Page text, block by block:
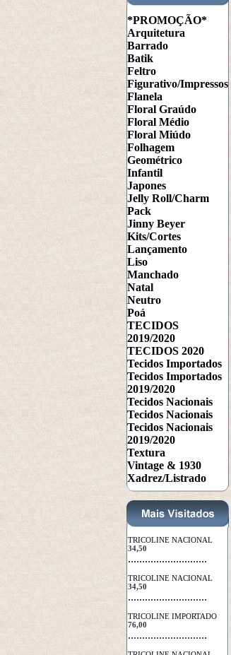
*PROMOÇÃO*
Arquitetura
Barrado
Batik
Feltro
Figurativo/Impressos
Flanela
Floral Graúdo
Floral Médio
Floral Miúdo
Folhagem
Geométrico
Infantil
Japones
Jelly Roll/Charm
Pack
Jinny Beyer
Kits/Cortes
Lançamento
Liso
Manchado
Natal
Neutro
Poá
TECIDOS
2019/2020
TECIDOS 2020
Tecidos Importados
Tecidos Importados
2019/2020
Tecidos Nacionais
Tecidos Nacionais
Tecidos Nacionais
2019/2020
Textura
Vintage & 1930
Xadrez/Listrado
TRICOLINE NACIONAL
34,50
............................
TRICOLINE NACIONAL
34,50
............................
TRICOLINE IMPORTADO
76,00
............................